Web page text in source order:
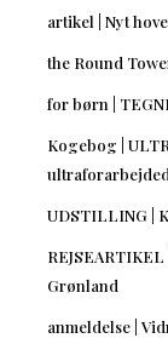
artikel | Nyt
the Round
for børn |
Kogebog |
UDSTILLING |
Grønland
anmeldelse |